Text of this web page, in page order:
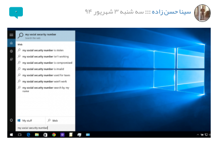
سینا حسن زاده:::سه شنبه ۳ شهریور ۹۴ ۰